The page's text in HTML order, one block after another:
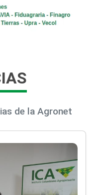
de la Agronet